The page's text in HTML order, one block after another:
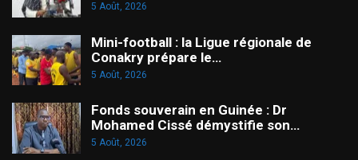
5 Août, 2026
Mini-football : la Ligue régionale de
Conakry prépare le…
5 Août, 2026
Fonds souverain en Guinée : Dr
Mohamed Cissé démystifie son…
5 Août, 2026